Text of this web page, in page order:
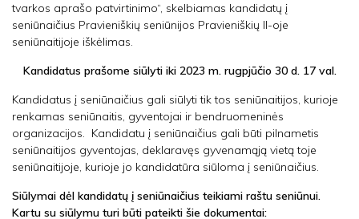
tvarkos aprašo patvirtinimo“, skelbiamas kandidatų į
seniūnaičius Pravieniškių seniūnijos Pravieniškių II-oje
seniūnaitijoje iškėlimas.
Kandidatus prašome siūlyti iki 2023 m. rugpjūčio 30 d. 17 val.
Kandidatus į seniūnaičius gali siūlyti tik tos seniūnaitijos, kurioje
renkamas seniūnaitis, gyventojai ir bendruomeninės
organizacijos. Kandidatu į seniūnaičius gali būti pilnametis
seniūnaitijos gyventojas, deklaravęs gyvenamąją vietą toje
seniūnaitijoje, kurioje jo kandidatūra siūloma į seniūnaičius.
Siūlymai dėl kandidatų į seniūnaičius teikiami raštu seniūnui.
Kartu su siūlymu turi būti pateikti šie dokumentai: